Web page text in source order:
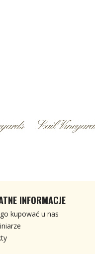
INFORMACJE
kupować u nas